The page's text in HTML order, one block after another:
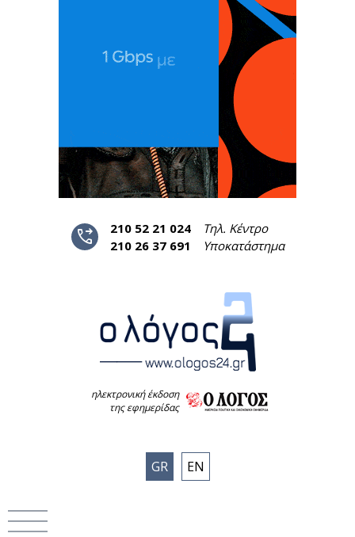
phone_forwarded 210 52 21 024
Τηλ. Κέντρο
210 26 37 691
Υποκατάστημα
ηλεκτρονική έκδοση
της εφημερίδας
GR EN